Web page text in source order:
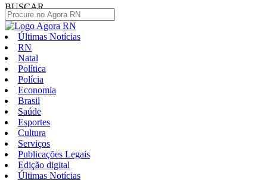
BUSCAR
Últimas Notícias
RN
Natal
Política
Polícia
Economia
Brasil
Saúde
Esportes
Cultura
Serviços
Publicações Legais
Edição digital
Últimas Notícias